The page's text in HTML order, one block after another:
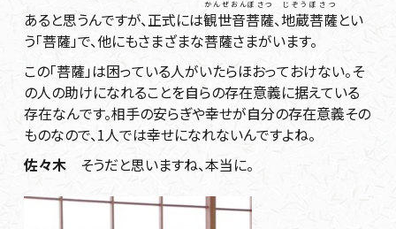
あると思うんですが、正式には観世音菩薩
かんぜおんぼさつ
、地蔵菩薩
じぞうぼさつ
とい
う「菩薩」で、他にもさまざまな菩薩さまがいます。
この「菩薩」は困っている人がいたらほおっておけない。そ
の人の助けになれることを自らの存在意義に据えている
存在なんです。相手の安らぎや幸せが自分の存在意義その
ものなので、1人では幸せになれないんですよね。
佐々木そうだと思いますね、本当に。